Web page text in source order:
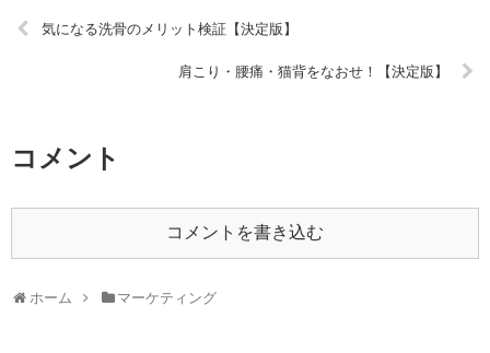
気になる洗骨のメリット検証【決定版】
肩こり・腰痛・猫背をなおせ！【決定版】
コメント
コメントを書き込む
ホーム マーケティング